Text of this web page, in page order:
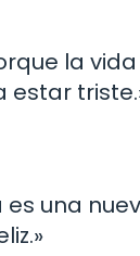
la
estar
es una